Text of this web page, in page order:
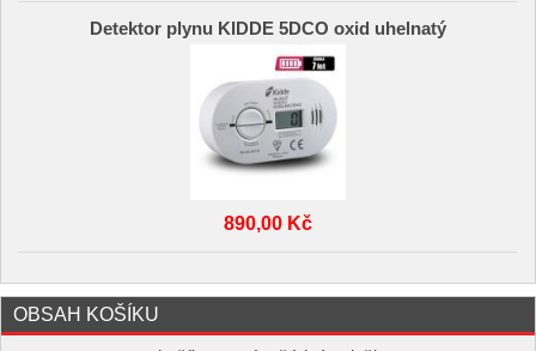
Detektor plynu KIDDE 5DCO oxid uhelnatý
890,00 Kč
OBSAH KOŠÍKU